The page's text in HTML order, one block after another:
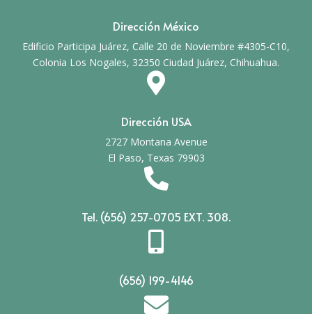
Dirección México
Edificio Participa Juárez, Calle 20 de Noviembre #4305-C10,
Colonia Los Nogales, 32350 Ciudad Juárez, Chihuahua.

Dirección USA
2727 Montana Avenue
El Paso, Texas 79903

Tel. (656) 257-0705 EXT. 308.

(656) 199-4146
